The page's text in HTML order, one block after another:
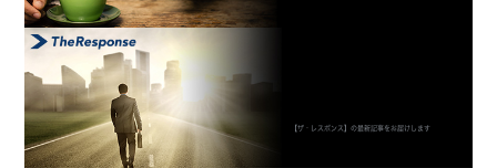
【ザ・レスポンス】の最新記事をお届けします